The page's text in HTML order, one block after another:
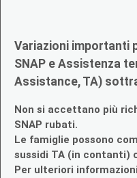
Variazioni importanti
SNAP e Assistenza
Assistance, TA)
Non si accettano più
SNAP rubati.
Le famiglie possono
sussidi TA (in contanti)
Per ulteriori